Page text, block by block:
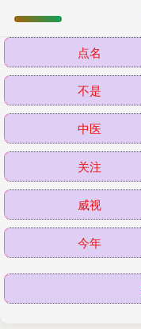
点名
不是
中医
关注
威视
今年